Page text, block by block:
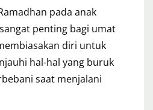
pada anak
penting bagi umat
diri untuk
hal-hal yang buruk
saat menjalani